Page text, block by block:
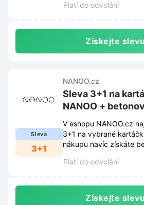
Platí do odvolání
Získejte slevu
Sleva
3+1
NANOO.cz
Sleva 3+1 na
NANOO +
zdarma na
V eshopu NANOO.cz
3+1 na vybrané
nákupu navíc získáte
Platí do odvolání
Získejte slevu